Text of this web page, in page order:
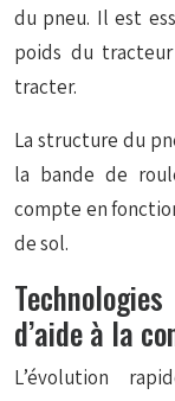
du pneu. Il est
poids du
tracter.
La structure du
la bande de
compte en
de sol.
d’aide à la
L’évolution